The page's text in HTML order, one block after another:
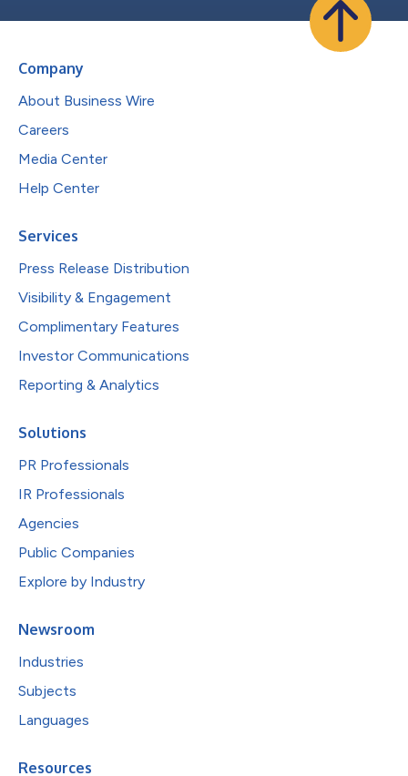
Company
About Business Wire
Careers
Media Center
Help Center
Services
Press Release Distribution
Visibility & Engagement
Complimentary Features
Investor Communications
Reporting & Analytics
Solutions
PR Professionals
IR Professionals
Agencies
Public Companies
Explore by Industry
Newsroom
Industries
Subjects
Languages
Resources